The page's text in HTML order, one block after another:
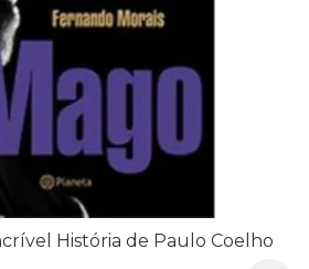
História de Paulo Coelho